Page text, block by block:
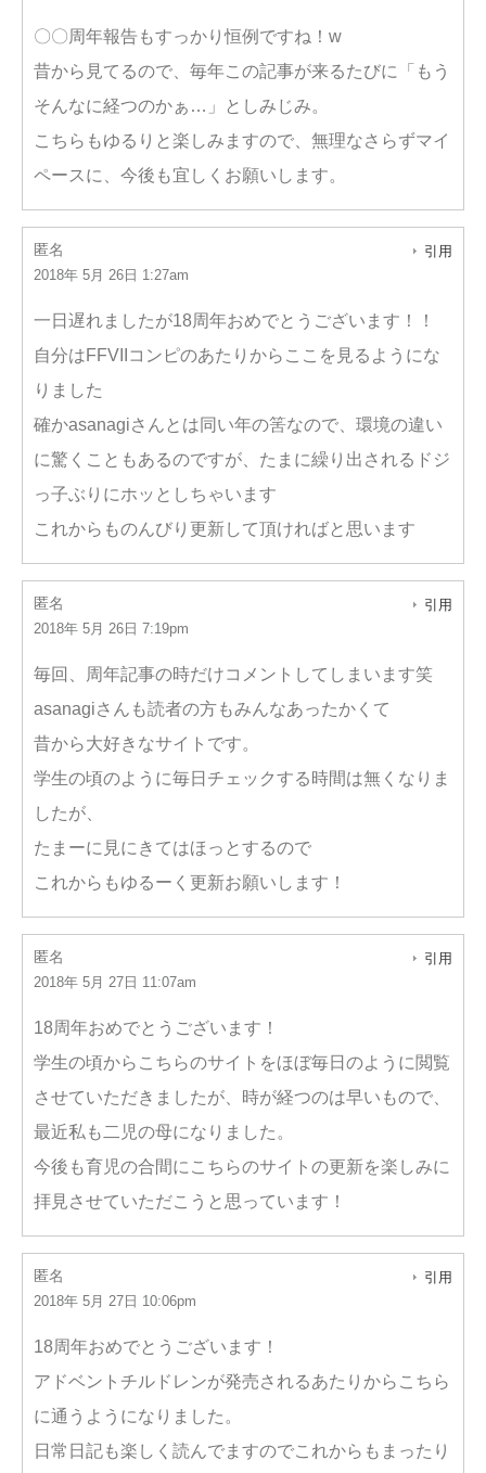
〇〇周年報告もすっかり恒例ですね！w
昔から見てるので、毎年この記事が来るたびに「もう
そんなに経つのかぁ…」としみじみ。
こちらもゆるりと楽しみますので、無理なさらずマイ
ペースに、今後も宜しくお願いします。
匿名
2018年 5月 26日 1:27am
引用
一日遅れましたが18周年おめでとうございます！！
自分はFFVIIコンピのあたりからここを見るようにな
りました
確かasanagiさんとは同い年の筈なので、環境の違い
に驚くこともあるのですが、たまに繰り出されるドジ
っ子ぶりにホッとしちゃいます
これからものんびり更新して頂ければと思います
匿名
2018年 5月 26日 7:19pm
引用
毎回、周年記事の時だけコメントしてしまいます笑
asanagiさんも読者の方もみんなあったかくて
昔から大好きなサイトです。
学生の頃のように毎日チェックする時間は無くなりま
したが、
たまーに見にきてはほっとするので
これからもゆるーく更新お願いします！
匿名
2018年 5月 27日 11:07am
引用
18周年おめでとうございます！
学生の頃からこちらのサイトをほぼ毎日のように閲覧
させていただきましたが、時が経つのは早いもので、
最近私も二児の母になりました。
今後も育児の合間にこちらのサイトの更新を楽しみに
拝見させていただこうと思っています！
匿名
2018年 5月 27日 10:06pm
引用
18周年おめでとうございます！
アドベントチルドレンが発売されるあたりからこちら
に通うようになりました。
日常日記も楽しく読んでますのでこれからもまったり